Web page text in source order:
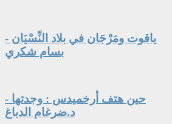
ياقوت ومَرْجَان في بلاد النِّسْيَان -
بسام شكري
حين هتف أرخميدس : وجدتها -
د.ضرغام الدباغ